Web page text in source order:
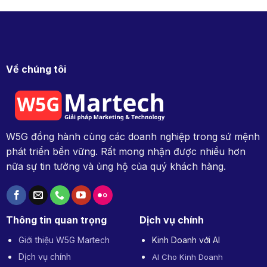
tài
Về chúng tôi
W5G đồng hành cùng các doanh nghiệp trong sứ mệnh
phát triển bền vững. Rất mong nhận được nhiều hơn
nữa sự tin tưởng và ủng hộ của quý khách hàng.
Thông tin quan trọng
Giới thiệu W5G Martech
Dịch vụ chính
Dịch vụ chính
Kinh Doanh với AI
AI Cho Kinh Doanh